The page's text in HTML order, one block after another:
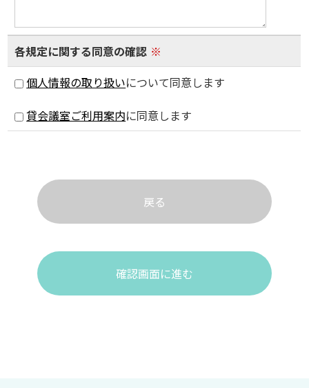
各規定に関する同意の確認 ※
個人情報の取り扱いについて同意します
貸会議室ご利用案内に同意します
戻る
確認画面に進む